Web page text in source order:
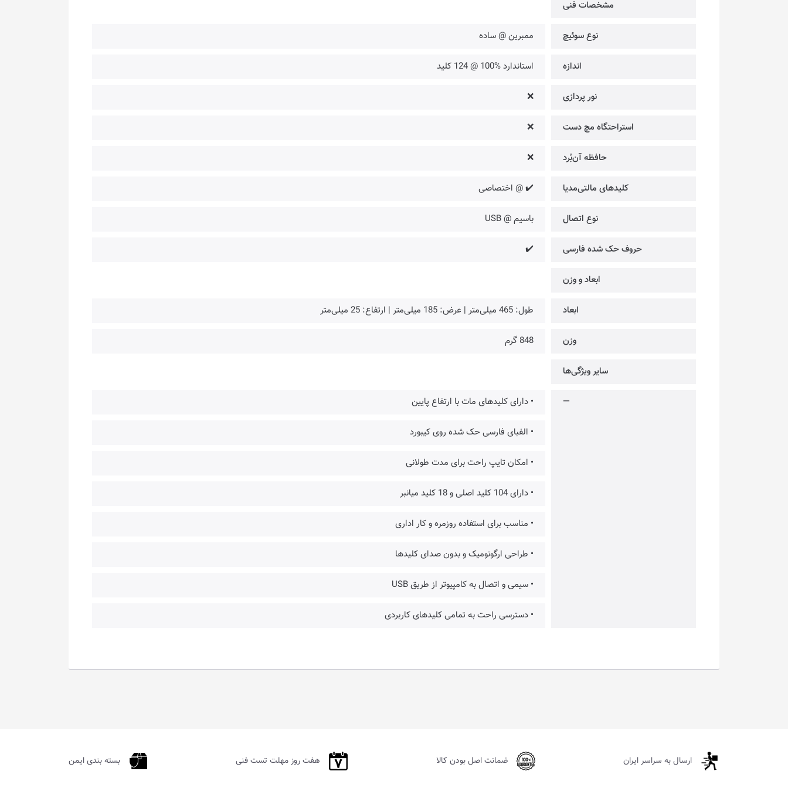
مشخصات فنی
نوع سوئیچ ممبرین @ ساده
اندازه استاندارد %100 @ 124 کلید
نور پردازی ❌
استراحتگاه مچ دست ❌
حافظه آن‌بُرد ❌
کلیدهای مالتی‌مدیا ✔️ @ اختصاصی
نوع اتصال باسیم @ USB
حروف حک شده فارسی ✔️
ابعاد و وزن
ابعاد طول: 465 میلی‌متر | عرض: 185 میلی‌متر | ارتفاع: 25 میلی‌متر
وزن 848 گرم
سایر ویژگی‌ها
— • دارای کلیدهای مات با ارتفاع پایین
• الفبای فارسی حک شده روی کیبورد
• امکان تایپ راحت برای مدت طولانی
• دارای 104 کلید اصلی و 18 کلید میانبر
• مناسب برای استفاده روزمره و کار اداری
• طراحی ارگونومیک و بدون صدای کلیدها
• سیمی و اتصال به کامپیوتر از طریق USB
• دسترسی راحت به تمامی کلید‌های کاربردی
ارسال به سراسر ایران ضمانت اصل بودن کالا هفت روز مهلت تست فنی بسته بندی ایمن